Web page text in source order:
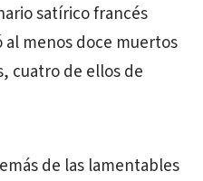
satírico francés
al menos doce muertos
cuatro de ellos de
de las lamentables